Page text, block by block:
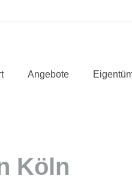
Angebote
Köln